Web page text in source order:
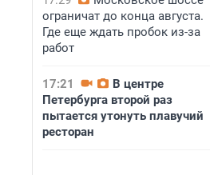
ограничат до конца августа.
Где еще ждать пробок из-за
работ
17:21
В центре
Петербурга второй раз
пытается утонуть плавучий
ресторан